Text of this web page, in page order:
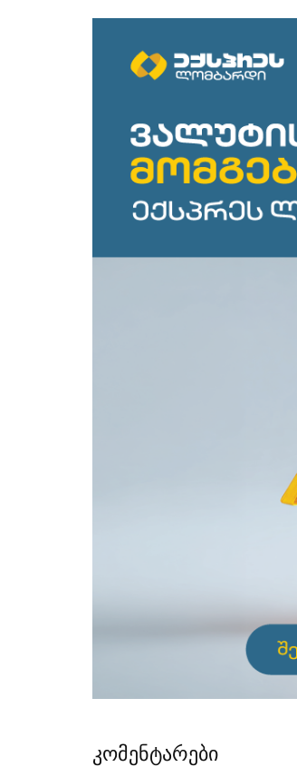
კომენტარები